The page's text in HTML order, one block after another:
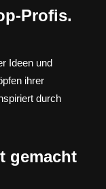
Profis.
Ideen und
ihrer
durch
gemacht